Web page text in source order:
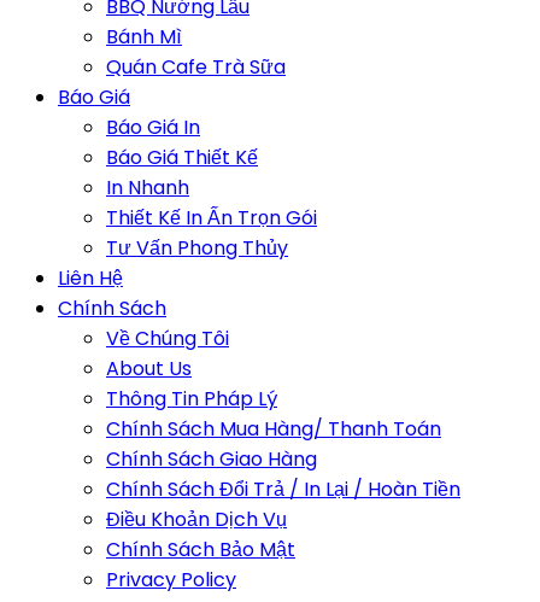
BBQ Nướng Lẩu
Bánh Mì
Quán Cafe Trà Sữa
Báo Giá
Báo Giá In
Báo Giá Thiết Kế
In Nhanh
Thiết Kế In Ấn Trọn Gói
Tư Vấn Phong Thủy
Liên Hệ
Chính Sách
Về Chúng Tôi
About Us
Thông Tin Pháp Lý
Chính Sách Mua Hàng/ Thanh Toán
Chính Sách Giao Hàng
Chính Sách Đổi Trả / In Lại / Hoàn Tiền
Điều Khoản Dịch Vụ
Chính Sách Bảo Mật
Privacy Policy